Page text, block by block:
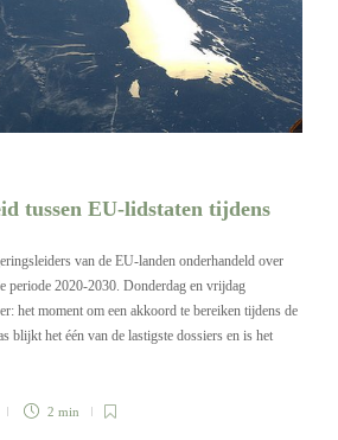
tussen EU-lidstaten tijdens
van de EU-landen onderhandeld over
periode 2020-2030. Donderdag en vrijdag
het moment om een akkoord te bereiken tijdens de
blijkt het één van de lastigste dossiers en is het
2 min